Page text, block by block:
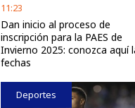
11:23
Dan inicio al proceso de
inscripción para la PAES de
Invierno 2025: conozca aquí
fechas
Deportes